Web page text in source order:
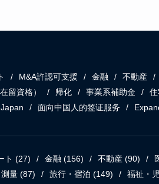
M&A許認可支援 金融 不動産
留資格） 帰化 事業系補助金
面向中国人的签证服务
ト (27) 金融 (156) 不動産 (90)
量 (87) 旅行・宿泊 (149) 福祉・